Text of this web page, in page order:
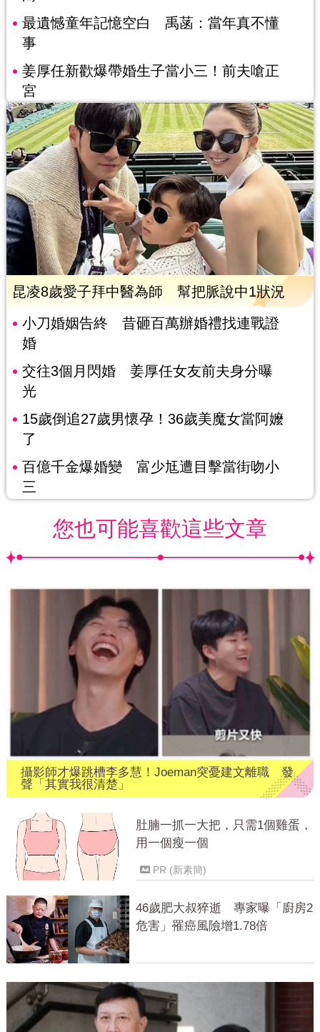
最遺憾童年記憶空白 禹菡：當年真不懂
事
姜厚任新歡爆帶婚生子當小三！前夫嗆正
宮
昆凌8歲愛子拜中醫為師 幫把脈說中1狀況
小刀婚姻告終 昔砸百萬辦婚禮找連戰證
婚
交往3個月閃婚 姜厚任女友前夫身分曝
光
15歲倒追27歲男懷孕！36歲美魔女當阿嬤
了
百億千金爆婚變 富少尪遭目擊當街吻小
三
您也可能喜歡這些文章
攝影師才爆跳槽李多慧！Joeman突憂建文離職 發
聲「其實我很清楚」
肚腩一抓一大把，只需1個雞蛋，
用一個瘦一個
PR (新素簡)
46歲肥大叔猝逝 專家曝「廚房2
危害」罹癌風險增1.78倍